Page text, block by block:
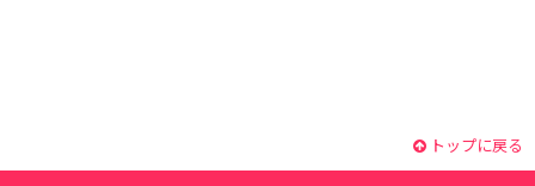
トップに戻る